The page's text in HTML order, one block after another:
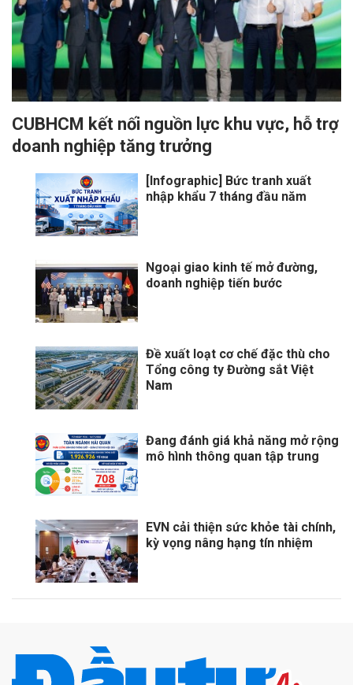
CUBHCM kết nối nguồn lực khu vực, hỗ trợ
doanh nghiệp tăng trưởng
[Infographic] Bức tranh xuất
nhập khẩu 7 tháng đầu năm
Ngoại giao kinh tế mở đường,
doanh nghiệp tiến bước
Đề xuất loạt cơ chế đặc thù cho
Tổng công ty Đường sắt Việt
Nam
Đang đánh giá khả năng mở rộng
mô hình thông quan tập trung
EVN cải thiện sức khỏe tài chính,
kỳ vọng nâng hạng tín nhiệm